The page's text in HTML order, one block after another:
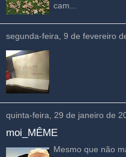
cam...
segunda-feira, 9 de fevereiro
quinta-feira, 29 de janeiro de
moi_MÊME
Mesmo que não